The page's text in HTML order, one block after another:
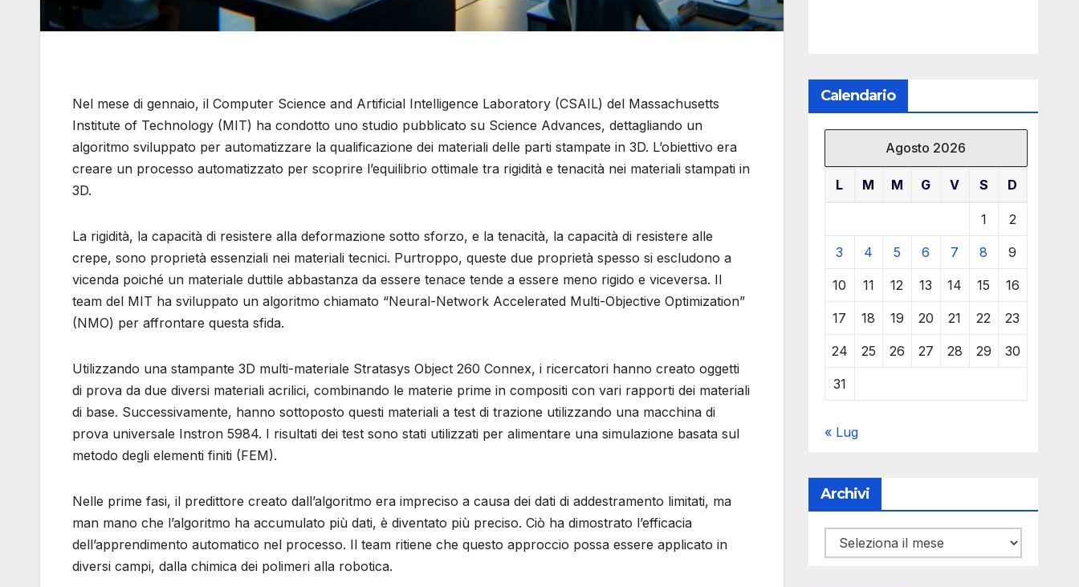
Nel mese di gennaio, il Computer Science and Artificial Intelligence Laboratory (CSAIL) del Massachusetts
Institute of Technology (MIT) ha condotto uno studio pubblicato su Science Advances, dettagliando un
algoritmo sviluppato per automatizzare la qualificazione dei materiali delle parti stampate in 3D. L’obiettivo era
creare un processo automatizzato per scoprire l’equilibrio ottimale tra rigidità e tenacità nei materiali stampati in
3D.
La rigidità, la capacità di resistere alla deformazione sotto sforzo, e la tenacità, la capacità di resistere alle
crepe, sono proprietà essenziali nei materiali tecnici. Purtroppo, queste due proprietà spesso si escludono a
vicenda poiché un materiale duttile abbastanza da essere tenace tende a essere meno rigido e viceversa. Il
team del MIT ha sviluppato un algoritmo chiamato “Neural-Network Accelerated Multi-Objective Optimization”
(NMO) per affrontare questa sfida.
Utilizzando una stampante 3D multi-materiale Stratasys Object 260 Connex, i ricercatori hanno creato oggetti
di prova da due diversi materiali acrilici, combinando le materie prime in compositi con vari rapporti dei materiali
di base. Successivamente, hanno sottoposto questi materiali a test di trazione utilizzando una macchina di
prova universale Instron 5984. I risultati dei test sono stati utilizzati per alimentare una simulazione basata sul
metodo degli elementi finiti (FEM).
Nelle prime fasi, il predittore creato dall’algoritmo era impreciso a causa dei dati di addestramento limitati, ma
man mano che l’algoritmo ha accumulato più dati, è diventato più preciso. Ciò ha dimostrato l’efficacia
dell’apprendimento automatico nel processo. Il team ritiene che questo approccio possa essere applicato in
diversi campi, dalla chimica dei polimeri alla robotica.
Calendario
Agosto 2026
L M M G V S D
1 2
3 4 5 6 7 8 9
10 11 12 13 14 15 16
17 18 19 20 21 22 23
24 25 26 27 28 29 30
31
« Lug
Archivi
Archivi